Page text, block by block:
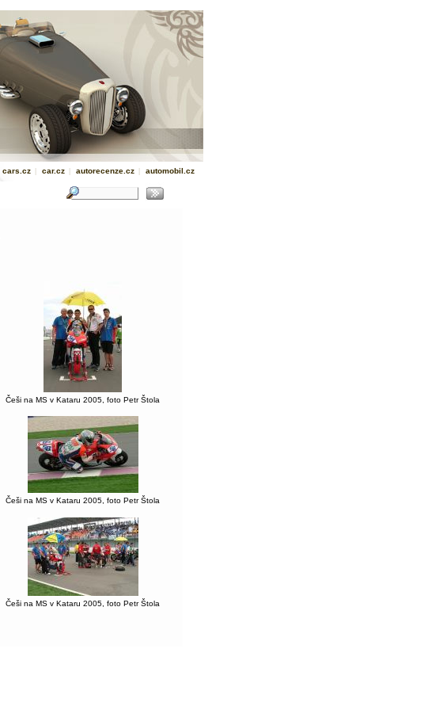
cars.cz | car.cz | autorecenze.cz | automobil.cz
Češi na MS v Kataru 2005, foto Petr Štola
Češi na MS v Kataru 2005, foto Petr Štola
Češi na MS v Kataru 2005, foto Petr Štola